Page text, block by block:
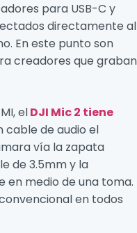
para USB-C y
directamente al
En este punto son
creadores que graban
elDJI Mic 2 tiene
cable de audio el
vía la zapata
de 3.5mm y la
en medio de una toma.
en todos